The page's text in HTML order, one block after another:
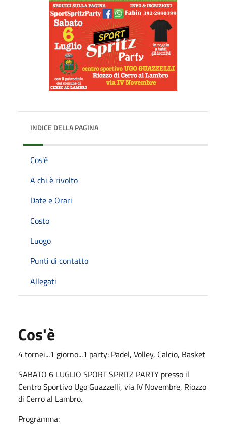
INDICE DELLA PAGINA
Cos'è
A chi è rivolto
Date e Orari
Costo
Luogo
Punti di contatto
Allegati
Cos'è
4 tornei...1 giorno...1 party: Padel, Volley, Calcio, Basket
SABATO 6 LUGLIO SPORT SPRITZ PARTY presso il
Centro Sportivo Ugo Guazzelli, via IV Novembre, Riozzo
di Cerro al Lambro.
Programma: